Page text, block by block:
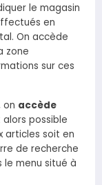
le magasin
en
On accède
zone
sur ces
on accède
alors possible
articles soit en
de recherche
le menu situé à